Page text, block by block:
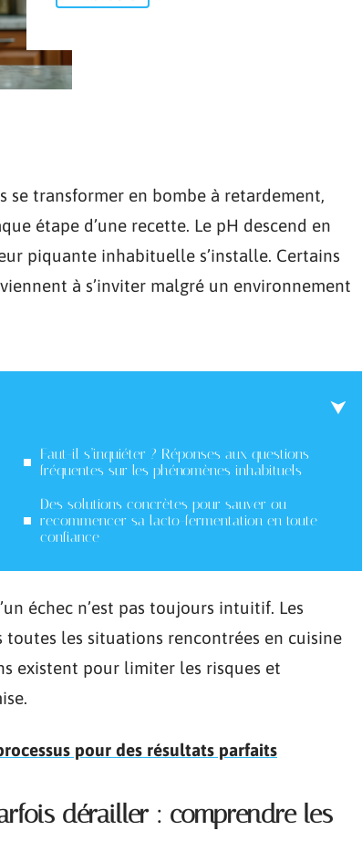
transformer en bombe à retardement,
étape d’une recette. Le pH descend en
piquante inhabituelle s’installe. Certains
à s’inviter malgré un environnement
Faut-il s’inquiéter ? Réponses aux questions
fréquentes sur les phénomènes inhabituels
Des solutions concrètes pour sauver ou
recommencer sa lacto-fermentation en toute
confiance
échec n’est pas toujours intuitif. Les
les situations rencontrées en cuisine
existent pour limiter les risques et
pour des résultats parfaits
dérailler : comprendre les